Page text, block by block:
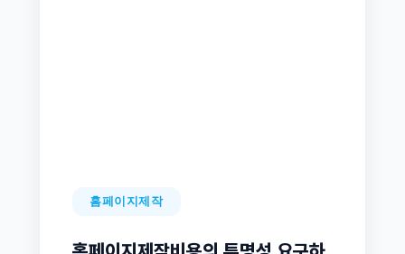
홈페이지제작